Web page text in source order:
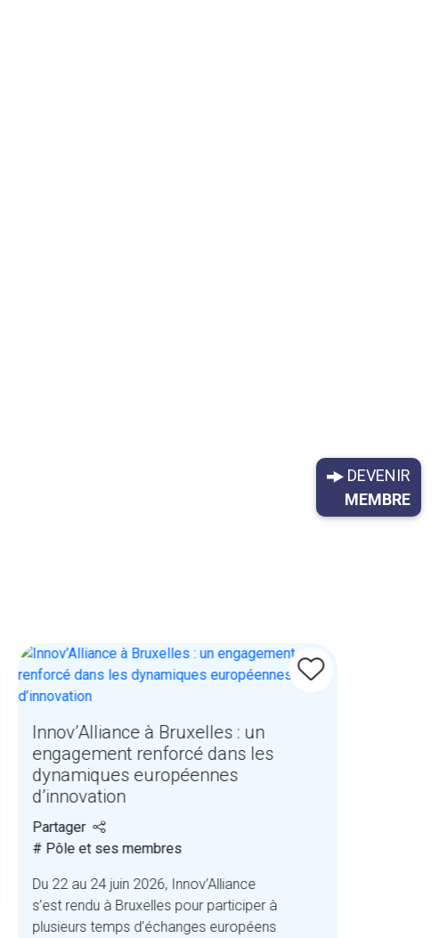
Innov’Alliance à Bruxelles : un
engagement renforcé dans les
dynamiques européennes
d’innovation
Partager
# Pôle et ses membres
Du 22 au 24 juin 2026, Innov’Alliance
s’est rendu à Bruxelles pour participer à
plusieurs temps d’échanges européens
DEVENIR
MEMBRE